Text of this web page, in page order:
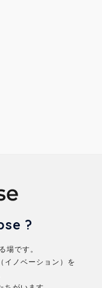
?
場です。
イノベーション）を